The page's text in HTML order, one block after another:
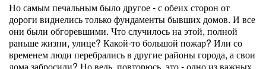
Но самым печальным было другое - с обеих сторон от
дороги виднелись только фундаменты бывших домов. И все
они были обгоревшими. Что случилось на этой, полной
раньше жизни, улице? Какой-то большой пожар? Или со
временем люди перебрались в другие районы города, а свои